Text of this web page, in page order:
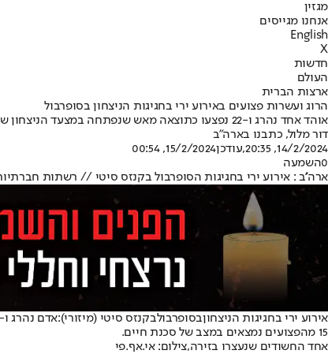
מגזין
אנחנו מגייסים
English
X
חדשות
העולם
ארצות הברית
הרוג ועשרות פצועים באירוע ירי בחגיגות הניצחון בסופרבול
אוהד אחד נהרג ו-22 נפצעו כתוצאה מאש שנפתחה במצעד הניצחון של "הצ'יפס" • שני חשודים חמושים נעצרו • השחקנים היו עדיין על הבמה בעת הירי וראו את האוהדים נמלטים על נפשם
דור מלול, כתבנו בארה"ב
14/2/2024, 20:35
,עודכן15/2/2024, 00:54
0השמעה
ארה''ב : אירוע ירי בחגיגות הסופרבול בקנזס סיטי // רשתות
אירוע ירי בחגיגות הניצחוןבסופרבולבקנזס סיטי (מיזורי):
15 מהפצועים נמצאים במצב של סכנת חיים.
אחד החשודים שנעצרו בזירה,צילום: אי.אף.פי